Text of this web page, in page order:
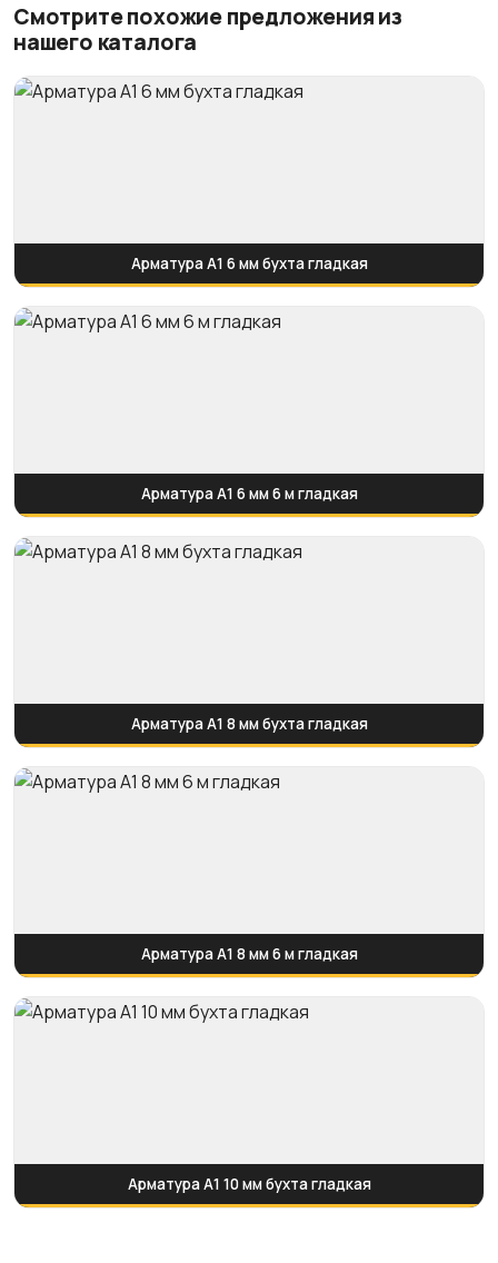
Смотрите похожие предложения из
нашего каталога
Арматура А1 6 мм бухта гладкая
Арматура А1 6 мм 6 м гладкая
Арматура А1 8 мм бухта гладкая
Арматура А1 8 мм 6 м гладкая
Арматура А1 10 мм бухта гладкая